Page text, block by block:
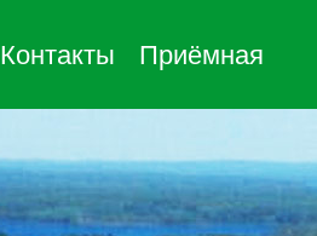
Контакты Приёмная